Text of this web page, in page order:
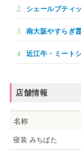
シェールブティ
南大阪やすらぎ
近江牛・ミート
店舗情報
名称
寝装 みちばた